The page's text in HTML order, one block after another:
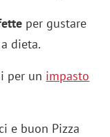
per gustare
dieta.
per un impasto
e buon Pizza